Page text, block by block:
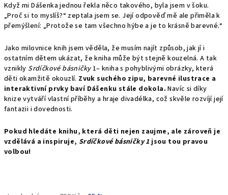
Když mi Dášenka jednou řekla něco takového, byla jsem v šoku.
„Proč si to myslíš?“ zeptala jsem se. Její odpověď mě ale přiměla k
přemýšlení: „Protože se tam všechno hýbe a je to krásně barevné.“
Jako milovnice knih jsem věděla, že musím najít způsob, jak jí i
ostatním dětem ukázat, že kniha může být stejně kouzelná. A tak
vznikly Srdíčkové básničky1– kniha s pohyblivými obrázky, která
děti okamžitě okouzlí. Zvuk suchého zipu, barevné ilustrace a
interaktivní prvky baví Dášenku stále dokola. Navíc si díky
knize vytváří vlastní příběhy a hraje divadélka, což skvěle rozvíjí její
fantazii i dovednosti.
Pokud hledáte knihu, která děti nejen zaujme, ale zároveň je
vzdělává a inspiruje, Srdíčkové básničky 1jsou tou pravou
volbou!